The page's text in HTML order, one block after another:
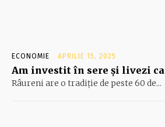
ECONOMIE APRILIE 15, 2025
Am investit în sere şi livezi
Râureni are o tradiţie de peste 60 de...